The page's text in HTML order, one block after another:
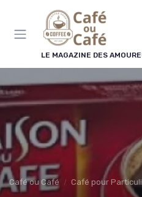
LE MAGAZINE DES
Café ou Café Café pour
Panneau de gestion des cookies